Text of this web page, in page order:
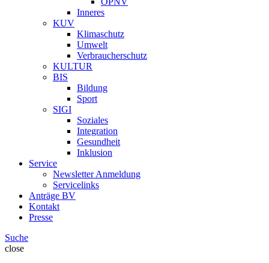
Inneres
KUV
Klimaschutz
Umwelt
Verbraucherschutz
KULTUR
BIS
Bildung
Sport
SIGI
Soziales
Integration
Gesundheit
Inklusion
Service
Newsletter Anmeldung
Servicelinks
Anträge BV
Kontakt
Presse
Suche
close